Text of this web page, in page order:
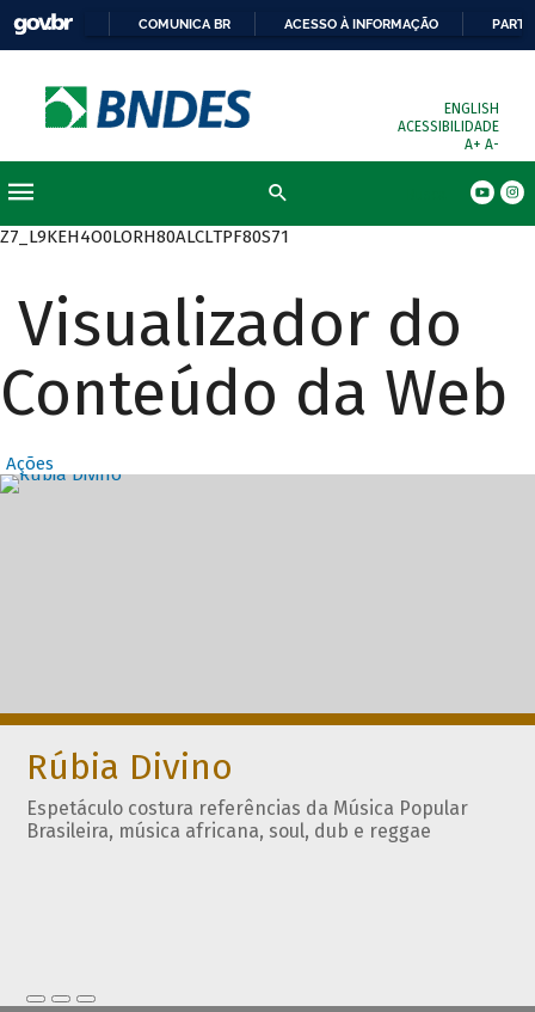
COMUNICA BR ACESSO À INFORMAÇÃO
ENGLISH
ACESSIBILIDADE
A+ A-
Z7_L9KEH4O0LORH80ALCLTPF80S71
Visualizador do
Conteúdo da Web
Ações
Destaques
Rúbia Divino
Espetáculo costura referências da Música Popular
Brasileira, música africana, soul, dub e reggae